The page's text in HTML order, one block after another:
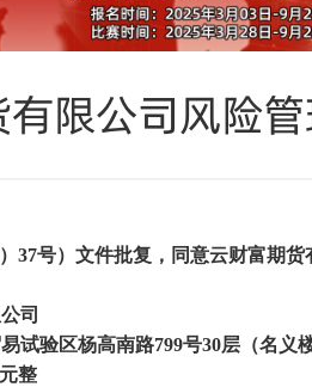
限公司风险
37号）文件批复，同意云财富期
司
试验区杨高南路799号30层（名义
整